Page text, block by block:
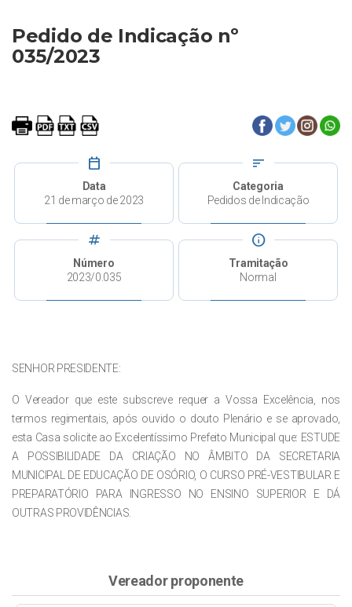
Pedido de Indicação nº
035/2023
calendar_today
Data
21 de março de 2023
sort
Categoria
Pedidos de Indicação
tag
Número
2023/0.035
info
Tramitação
Normal
SENHOR PRESIDENTE:
O Vereador que este subscreve requer a Vossa Excelência, nos
termos regimentais, após ouvido o douto Plenário e se aprovado,
esta Casa solicite ao Excelentíssimo Prefeito Municipal que: ESTUDE
A POSSIBILIDADE DA CRIAÇÃO NO ÂMBITO DA SECRETARIA
MUNICIPAL DE EDUCAÇÃO DE OSÓRIO, O CURSO PRÉ-VESTIBULAR E
PREPARATÓRIO PARA INGRESSO NO ENSINO SUPERIOR E DÁ
OUTRAS PROVIDÊNCIAS.
Vereador proponente